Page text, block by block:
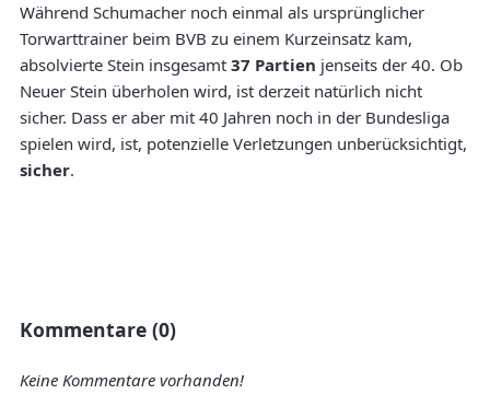
Während Schumacher noch einmal als ursprünglicher
Torwarttrainer beim BVB zu einem Kurzeinsatz kam,
absolvierte Stein insgesamt 37 Partien jenseits der 40. Ob
Neuer Stein überholen wird, ist derzeit natürlich nicht
sicher. Dass er aber mit 40 Jahren noch in der Bundesliga
spielen wird, ist, potenzielle Verletzungen unberücksichtigt,
sicher.
Kommentare (0)
Keine Kommentare vorhanden!